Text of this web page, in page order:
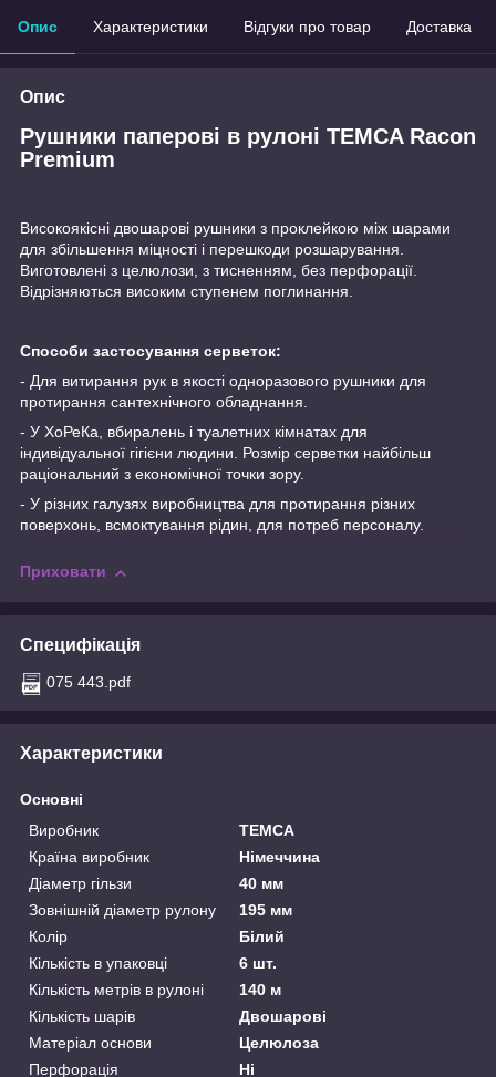
Опис Характеристики Відгуки про товар Доставка
Опис
Рушники паперові в рулоні TEMCA Racon
Premium
Високоякісні двошарові рушники з проклейкою між шарами
для збільшення міцності і перешкоди розшарування.
Виготовлені з целюлози, з тисненням, без перфорації.
Відрізняються високим ступенем поглинання.
Способи застосування серветок:
- Для витирання рук в якості одноразового рушники для
протирання сантехнічного обладнання.
- У ХоРеКа, вбиралень і туалетних кімнатах для
індивідуальної гігієни людини. Розмір серветки найбільш
раціональний з економічної точки зору.
- У різних галузях виробництва для протирання різних
поверхонь, всмоктування рідин, для потреб персоналу.
Приховати
Специфікація
075 443.pdf
Характеристики
Основні
Виробник
TEMCA
Країна виробник
Німеччина
Діаметр гільзи
40 мм
Зовнішній діаметр рулону
195 мм
Колір
Білий
Кількість в упаковці
6 шт.
Кількість метрів в рулоні
140 м
Кількість шарів
Двошарові
Матеріал основи
Целюлоза
Перфорація
Ні